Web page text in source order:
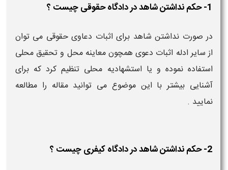
1- حکم نداشتن شاهد در دادگاه حقوقی چیست ؟
در صورت نداشتن شاهد برای اثبات دعاوی حقوقی می توان
از سایر ادله اثبات دعوی همچون معاینه محل و تحقیق محلی
استفاده نموده و یا استشهادیه محلی تنظیم کرد که برای
آشنایی بیشتر با این موضوع می توانید مقاله را مطالعه
نمایید .
2- حکم نداشتن شاهد در دادگاه کیفری چیست ؟